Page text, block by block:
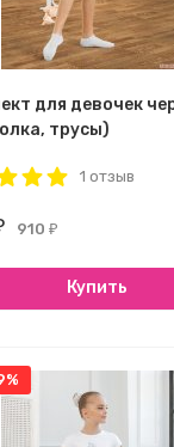
для девочек
трусы)
1 отзыв
910 ₽
Купить